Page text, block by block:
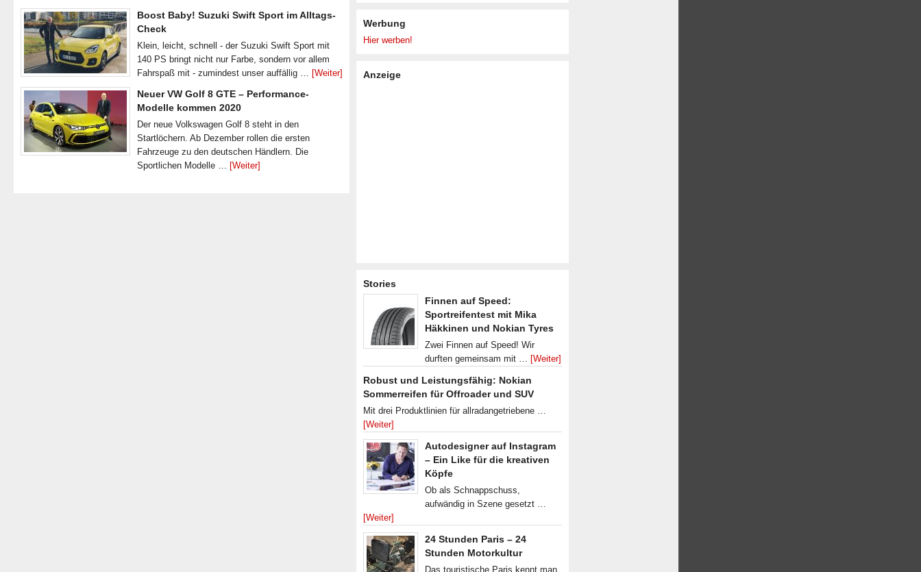
Boost Baby! Suzuki Swift Sport im Alltags-
Check
Klein, leicht, schnell - der Suzuki Swift Sport mit
140 PS bringt nicht nur Farbe, sondern vor allem
Fahrspaß mit - zumindest unser auffällig … [Weiter]
Neuer VW Golf 8 GTE – Performance-
Modelle kommen 2020
Der neue Volkswagen Golf 8 steht in den
Startlöchern. Ab Dezember rollen die ersten
Fahrzeuge zu den deutschen Händlern. Die
Sportlichen Modelle … [Weiter]
Werbung
Hier werben!
Anzeige
Stories
Finnen auf Speed:
Sportreifentest mit Mika
Häkkinen und Nokian Tyres
Zwei Finnen auf Speed! Wir
durften gemeinsam mit … [Weiter]
Robust und Leistungsfähig: Nokian
Sommerreifen für Offroader und SUV
Mit drei Produktlinien für allradangetriebene …
[Weiter]
Autodesigner auf Instagram
– Ein Like für die kreativen
Köpfe
Ob als Schnappschuss,
aufwändig in Szene gesetzt …
[Weiter]
24 Stunden Paris – 24
Stunden Motorkultur
Das touristische Paris kennt man